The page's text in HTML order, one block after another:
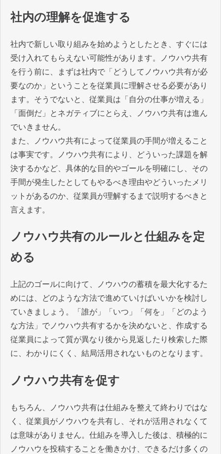
社内の理解を促進する
社内で新しい取り組みを始めようとしたとき、すぐには
受け入れてもらえない可能性があります。ノウハウ共有
を行う前に、まずは社内で「どうしてノウハウ共有が必
要なのか」ということを従業員に理解させる必要があり
ます。そうでないと、従業員は「自分の仕事が増える」
「面倒だ」とネガティブにとらえ、ノウハウ共有は進ん
でいきません。
また、ノウハウ共有によって従業員の手間が増えること
は事実です。ノウハウ共有により、どういった課題を解
決するかなど、具体的な目的やゴールを明確にし、その
手間が発生したとしてもやるべき理由やどういったメリ
ットがあるのか、従業員が理解するまで説明するべきと
言えます。
ノウハウ共有のルールと仕組みを定
める
上記のゴールに向けて、ノウハウの蓄積を最大化するた
めには、どのような方法で進めていけばいいかを検討し
ていきましょう。「誰が」「いつ」「何を」「どのよう
な方法」でノウハウ共有するかを決めないと、作成する
従業員によって質が異なり後から見返したり検索した際
に、わかりにくく、結局活用されないものとなります。
ノウハウ共有を促す
もちろん、ノウハウ共有は仕組みを整えて終わりではな
く、従業員がノウハウを共有し、それが活用されなくて
は意味がありません。仕組みを導入した後は、積極的に
ノウハウを投稿することを働きかけ、できるだけ多くの